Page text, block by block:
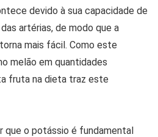
devido à sua capacidade de
artérias, de modo que a
mais fácil. Como este
melão em quantidades
fruta na dieta traz este
que o potássio é fundamental